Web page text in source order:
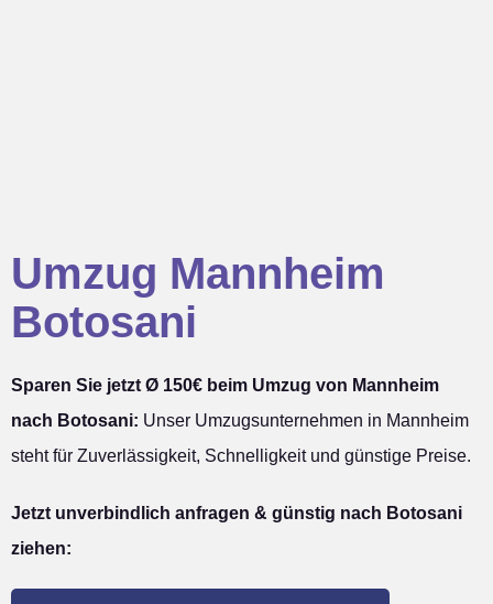
Umzug Mannheim
Botosani
Sparen Sie jetzt Ø 150€ beim Umzug von Mannheim
nach Botosani: Unser Umzugsunternehmen in Mannheim
steht für Zuverlässigkeit, Schnelligkeit und günstige Preise.
Jetzt unverbindlich anfragen & günstig nach Botosani
ziehen: